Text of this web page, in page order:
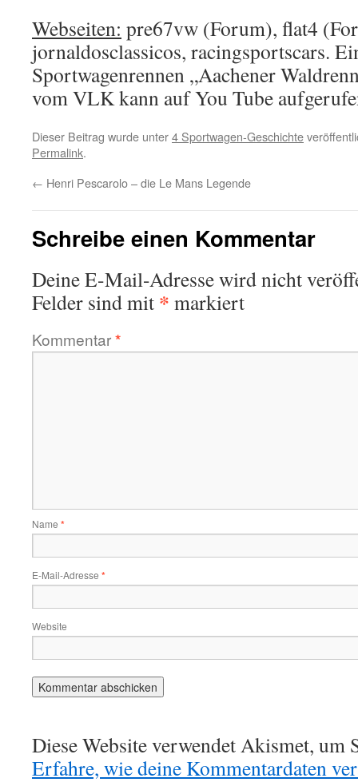
Webseiten: pre67vw (Forum), flat4
jornaldosclassicos, racingsportscars.
Sportwagenrennen „Aachener
vom VLK kann auf You Tube
Dieser Beitrag wurde unter4 Sportwagen-Geschichte
Permalink.
← Henri Pescarolo – die Le Mans Legende
Schreibe einen Kommentar
Deine E-Mail-Adresse wird nicht
Felder sind mit * markiert
Kommentar*
Name *
E-Mail-Adresse *
Website
Diese Website verwendet Akismet, um
Erfahre, wie deine Kommentardaten